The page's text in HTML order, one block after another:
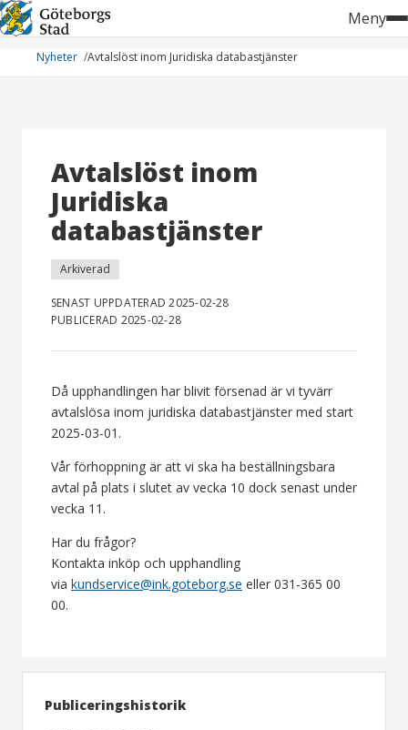
Hoppa
till
innehåll
Meny
Nyheter Avtalslöst inom Juridiska databastjänster
Avtalslöst inom
Juridiska
databastjänster
Arkiverad
SENAST UPPDATERAD 2025-02-28
PUBLICERAD 2025-02-28
Då upphandlingen har blivit försenad är vi tyvärr
avtalslösa inom juridiska databastjänster med start
2025-03-01.
Vår förhoppning är att vi ska ha beställningsbara
avtal på plats i slutet av vecka 10 dock senast under
vecka 11.
Har du frågor?
Kontakta inköp och upphandling
via kundservice@ink.goteborg.se eller 031-365 00
00.
Publiceringshistorik